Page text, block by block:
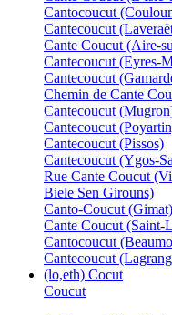
Cantocoucut
Cantecoucut
Cante Coucut (Aire-
Cantecoucut (Eyres-
Cantecoucut
Chemin de Cante
Cantecoucut
Cantecoucut
Cantecoucut (Pissos)
Cantecoucut (Ygos-
Rue Cante Coucut
Biele Sen Girouns)
Canto-Coucut (Gimat)
Cante Coucut (Saint-
Cantocoucut
Cantecoucut
(lo,eth) Cocut
Coucut